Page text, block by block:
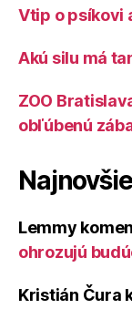
Vtip o psíkovi
Akú silu má
ZOO
obľúbenú
Lemmy
ohrozujú
Kristián Čura